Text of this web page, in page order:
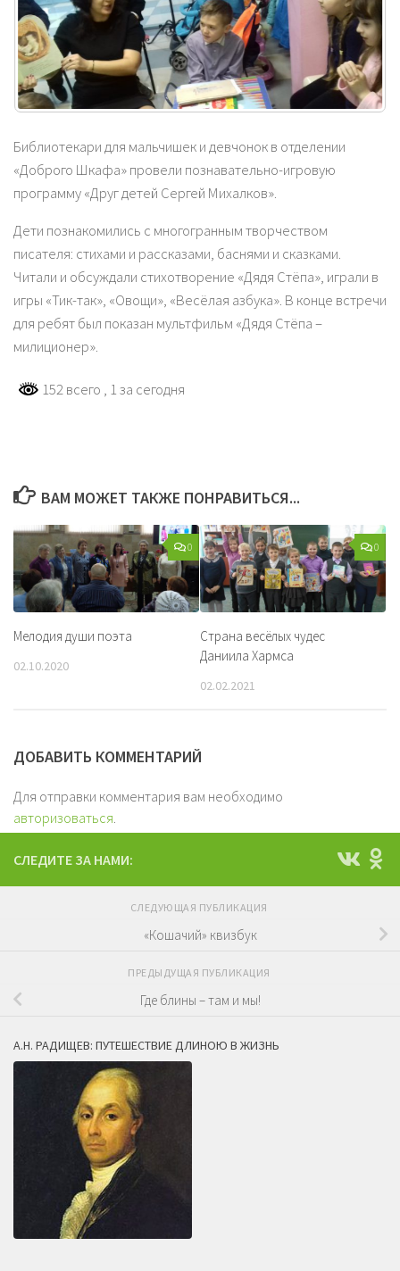
Библиотекари для мальчишек и девчонок в отделении
«Доброго Шкафа» провели познавательно-игровую
программу «Друг детей Сергей Михалков».
Дети познакомились с многогранным творчеством
писателя: стихами и рассказами, баснями и сказками.
Читали и обсуждали стихотворение «Дядя Стёпа», играли в
игры «Тик-так», «Овощи», «Весёлая азбука». В конце встречи
для ребят был показан мультфильм «Дядя Стёпа –
милиционер».
152 всего , 1 за сегодня
ВАМ МОЖЕТ ТАКЖЕ ПОНРАВИТЬСЯ...
0
Мелодия души поэта
02.10.2020
0
Страна весёлых чудес
Даниила Хармса
02.02.2021
ДОБАВИТЬ КОММЕНТАРИЙ
Для отправки комментария вам необходимо
авторизоваться.
СЛЕДИТЕ ЗА НАМИ:
СЛЕДУЮЩАЯ ПУБЛИКАЦИЯ
«Кошачий» квизбук
ПРЕДЫДУЩАЯ ПУБЛИКАЦИЯ
Где блины – там и мы!
А.Н. РАДИЩЕВ: ПУТЕШЕСТВИЕ ДЛИНОЮ В ЖИЗНЬ